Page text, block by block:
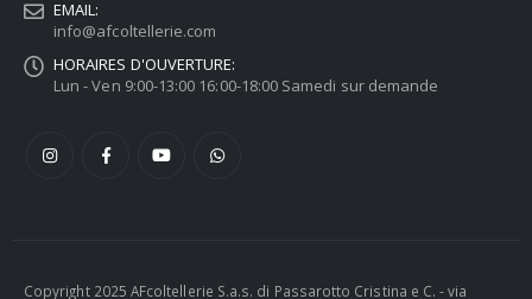
EMAIL:
info@afcoltellerie.com
HORAIRES D'OUVERTURE:
Lun - Ven 9:00-13:00 16:00-18:00 Samedi sur demande
Copyright 2025 AFcoltellerie S.a.s. di Passarotto Cristina e C. - via